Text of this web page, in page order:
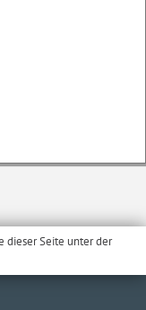
dieser Seite unter der